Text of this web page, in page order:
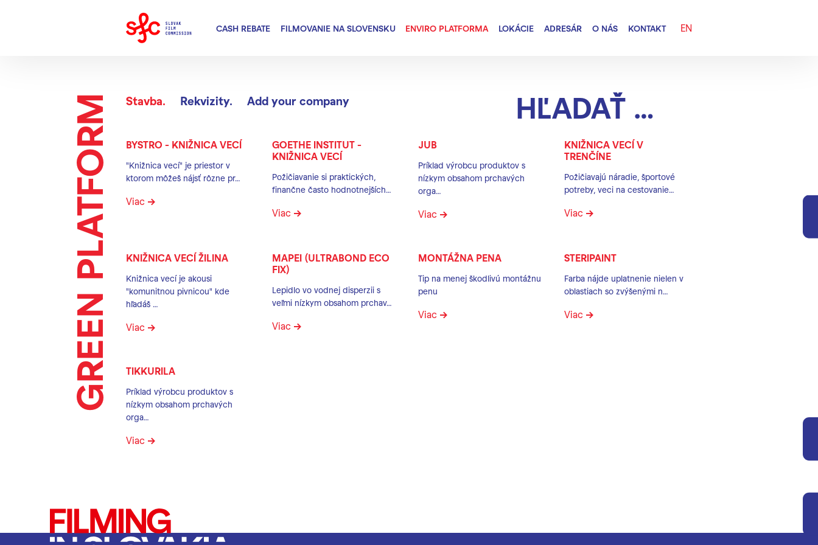
CASH REBATE FILMOVANIE NA SLOVENSKU ENVIRO PLATFORMA LOKÁCIE ADRESÁR O NÁS KONTAKT EN
GREEN PLATFORM Stavba
Stavba. Rekvizity. Add your company
BYSTRO - KNIŽNICA VECÍ
"Knižnica vecí" je priestor v
ktorom môžeš nájsť rôzne pr…
Viac
GOETHE INSTITUT -
KNIŽNICA VECÍ
Požičiavanie si praktických,
finančne často hodnotnejších…
Viac
JUB
Príklad výrobcu produktov s
nízkym obsahom prchavých
orga…
Viac
KNIŽNICA VECÍ V
TRENČÍNE
Požičiavajú náradie, športové
potreby, veci na cestovanie…
Viac
KNIŽNICA VECÍ ŽILINA
Knižnica vecí je akousi
"komunitnou pivnicou" kde
hľadáš …
Viac
MAPEI (ULTRABOND ECO
FIX)
Lepidlo vo vodnej disperzii s
veľmi nízkym obsahom prchav…
Viac
MONTÁŽNA PENA
Tip na menej škodlivú montážnu
penu
Viac
STERIPAINT
Farba nájde uplatnenie nielen v
oblastiach so zvýšenými n…
Viac
TIKKURILA
Príklad výrobcu produktov s
nízkym obsahom prchavých
orga…
Viac